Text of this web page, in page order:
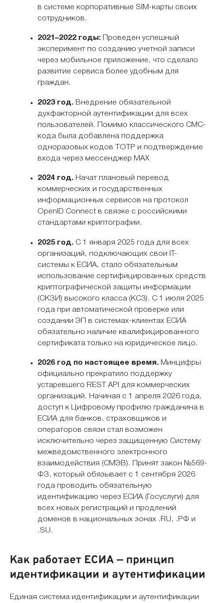
в системе корпоративные SIM-карты своих
сотрудников.
2021–2022 годы:Проведен успешный
эксперимент по созданию учетной записи
через мобильное приложение, что сделало
развитие сервиса более удобным для
граждан.
2023 год.Внедрение обязательной
духфакторной аутентификации для всех
пользователей. Помимо классического СМС-
кода была добавлена поддержка
одноразовых кодов ТОТР и подтверждение
входа через мессенджер MAX
2024 год.Начат плановый перевод
коммерческих и государственных
информационных сервисов на протокол
OpenID Connect в связке с российскими
стандартами криптографии.
2025 год.С 1 января 2025 года для всех
организаций, подключающих свои IT-
системы к ЕСИА, стало обязательным
использование сертифицированных средств
криптографической защиты информации
(СКЗИ) высокого класса (КС3). С 1 июля 2025
года при автоматической проверке или
создании ЭП в системах-клиентах ЕСИА
обязательно наличие квалифицированного
сертификата только на юридическое лицо.
2026 год по настоящее время.Минцифры
официально прекратило поддержку
устаревшего REST API для коммерческих
организаций. Начиная с 1 апреля 2026 года,
доступ к Цифровому профилю гражданина в
ЕСИА для банков, страховщиков и
операторов связи стал возможен
исключительно через защищенную Систему
межведомственного электронного
взаимодействия (СМЭВ). Принят закон №569-
ФЗ, который обязывает с 1 сентября 2026
года проводить обязательную
идентификацию через ЕСИА (Госуслуги) для
всех новых регистраций и продлений
доменов в национальных зонах .RU, .РФ и
.SU.
Как работает ЕСИА — принцип
идентификации и аутентификации
Единая система идентификации и аутентификации